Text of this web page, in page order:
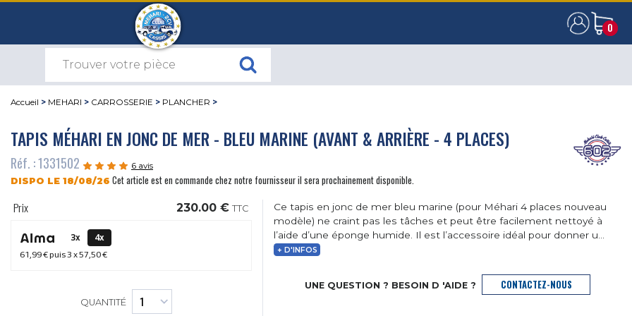
0
0
Accueil > MEHARI > CARROSSERIE > PLANCHER >
TAPIS MÉHARI EN JONC DE MER - BLEU MARINE (AVANT & ARRIÈRE - 4 PLACES)
Réf. : 1331502 6 avis
DISPO LE 18/08/26 Cet article est en commande chez notre fournisseur il sera prochainement disponible.
Prix 230.00 € TTC
3x
4x
61,99 €puis 3 x57,50 €
QUANTITÉ
Ce tapis en jonc de mer bleu marine (pour Méhari 4 places nouveau
modèle) ne craint pas les tâches et peut être facilement nettoyé à
l’aide d’une éponge humide. Il est l’accessoire idéal pour donner u...
+ D'INFOS
UNE QUESTION ? BESOIN D 'AIDE ? CONTACTEZ-NOUS